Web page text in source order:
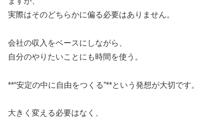
実際はそのどちらかに偏る必要はありません。
会社の収入をベースにしながら、
自分のやりたいことにも時間を使う。
**“安定の中に自由をつくる”**という発想が大切です。
大きく変える必要はなく、